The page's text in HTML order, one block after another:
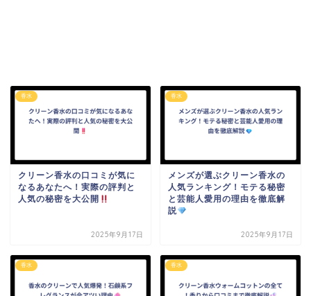
香水
クリーン香水の口コミが気に
なるあなたへ！実際の評判と
人気の秘密を大公開
2025年9月17日
香水
メンズが選ぶクリーン香水の
人気ランキング！モテる秘密
と芸能人愛用の理由を徹底解
説
2025年9月17日
香水 香水